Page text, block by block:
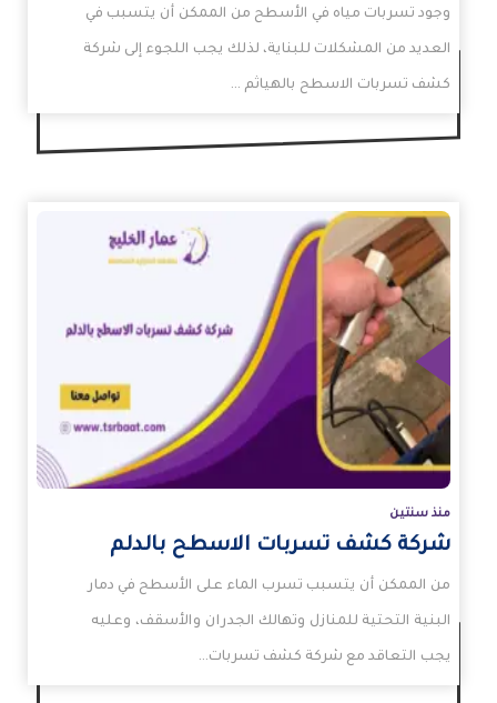
وجود تسربات مياه في الأسطح من الممكن أن يتسبب في
العديد من المشكلات للبناية، لذلك يجب اللجوء إلى شركة
كشف تسربات الاسطح بالهياثم …
منذ سنتين
شركة كشف تسربات الاسطح بالدلم
من الممكن أن يتسبب تسرب الماء على الأسطح في دمار
البنية التحتية للمنازل وتهالك الجدران والأسقف، وعليه
يجب التعاقد مع شركة كشف تسربات…